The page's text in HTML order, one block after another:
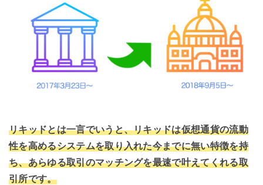
リキッドとは一言でいうと、リキッドは仮想通貨の流動
性を高めるシステムを取り入れた今までに無い特徴を持
ち、あらゆる取引のマッチングを最速で叶えてくれる取
引所です。